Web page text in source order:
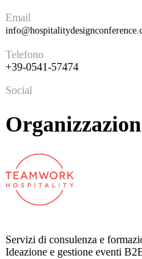
Email
Telefono
+39-0541-57474
Social
Servizi di consulenza e
Ideazione e gestione eventi